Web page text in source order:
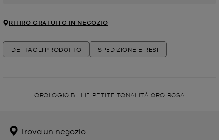
RITIRO GRATUITO IN NEGOZIO
DETTAGLI PRODOTTO SPEDIZIONE E RESI
OROLOGIO BILLIE PETITE TONALITÀ ORO ROSA
Trova un negozio